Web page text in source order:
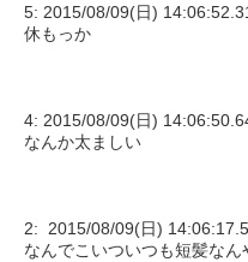
5: 2015/08/09(日)
休もっか
4: 2015/08/09(日)
なんか太ましい
2: 2015/08/09(日)
なんでこいついつも短髪なん